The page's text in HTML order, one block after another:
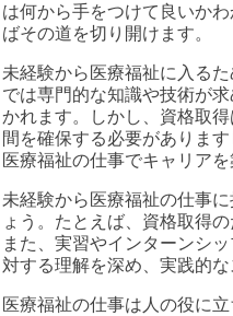
は何から手をつけて良いか
ばその道を切り開けます。
未経験から医療福祉に入る
では専門的な知識や技術が
かれます。しかし、資格取
間を確保する必要がありま
医療福祉の仕事でキャリア
未経験から医療福祉の仕事
ょう。たとえば、資格取得
また、実習やインターンシ
対する理解を深め、実践的
医療福祉の仕事は人の役に